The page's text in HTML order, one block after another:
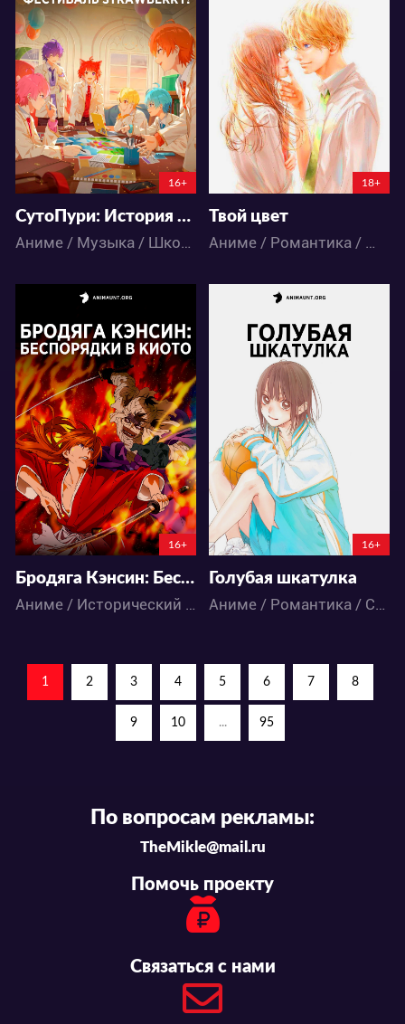
4942
12 2
16+
СутоПури: История начала — Школьный фестиваль Strawberry!
Аниме / Музыка / Школа
11443
15 8
18+
Твой цвет
Аниме / Романтика / Школа
43928
60 37
16+
Бродяга Кэнсин: Беспорядки в Киото
Аниме / Исторический / Сёнэн / Экшен
62937
94 110
16+
Голубая шкатулка
Аниме / Романтика / Спорт / Школа
1 2 3 4 5 6 7 8
9 10 ... 95
По вопросам рекламы:
TheMikle@mail.ru
Помочь проекту
Связаться с нами